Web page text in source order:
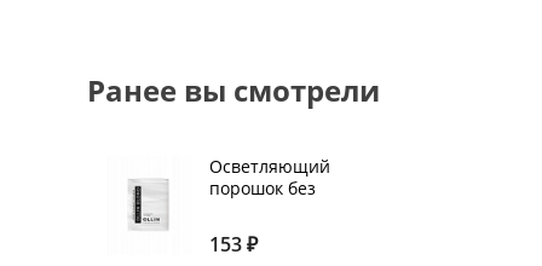
Ранее вы смотрели
Осветляющий
порошок без
Blond
Performance
153 ₽